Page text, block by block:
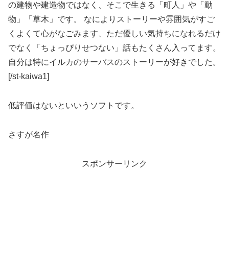
の建物や建造物ではなく、そこで生きる「町人」や「動
物」「草木」です。 なによりストーリーや雰囲気がすご
くよくて心がなごみます、ただ優しい気持ちになれるだけ
でなく「ちょっぴりせつない」話もたくさん入ってます。
自分は特にイルカのサーバスのストーリーが好きでした。
[/st-kaiwa1]
低評価はないといいうソフトです。
さすが名作
スポンサーリンク